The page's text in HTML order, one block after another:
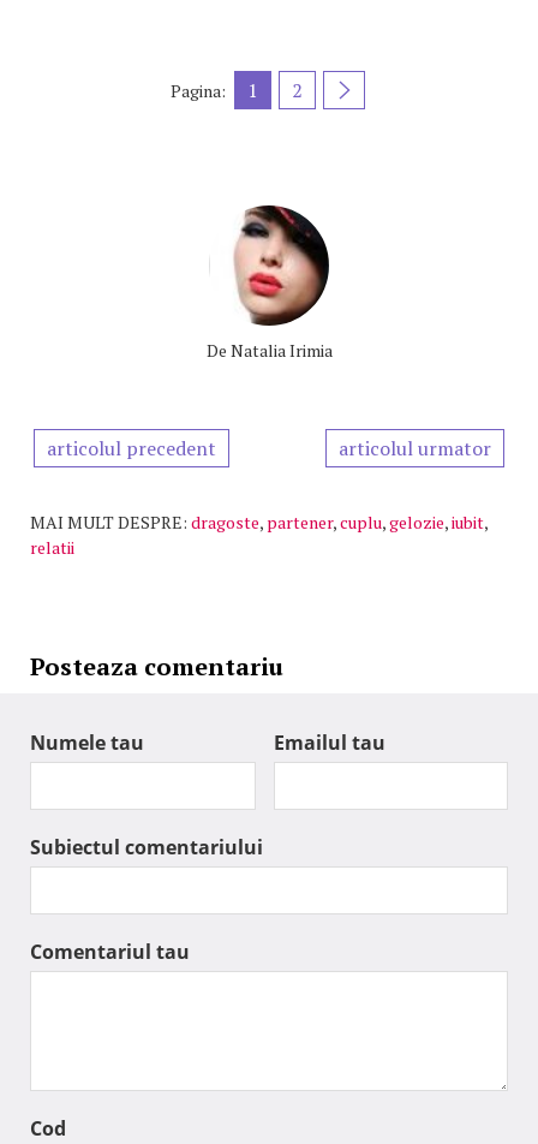
Pagina: 1 2
De Natalia Irimia
articolul precedent articolul urmator
MAI MULT DESPRE: dragoste, partener,cuplu,gelozie,iubit,
relatii
Posteaza comentariu
Numele tau Emailul tau
Subiectul comentariului
Comentariul tau
Cod